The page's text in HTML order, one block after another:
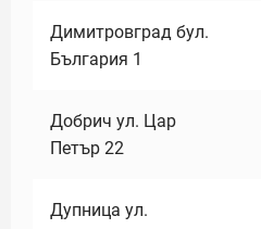
Димитровград бул.
България 1
Добрич ул. Цар
Петър 22
Дупница ул.